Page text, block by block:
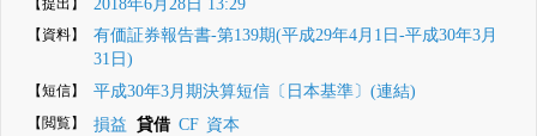
登録すると永久30%OFFと米株版の先行利用も付きます
2018年6月28日 13:29
【資料】
有価証券報告書-第139期(平成29年4月1日-平成30年3月
31日)
【短信】 平成30年3月期決算短信〔日本基準〕(連結)
【閲覧】 損益 貸借 CF 資本